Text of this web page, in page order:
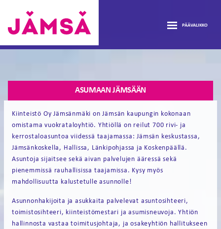
sisältöön
PÄÄVALIKKO
ASUNNOT
AJANKOHTAISTA
LOMAKKEET
YHTEYSTIEDOT
FI
ASUMAAN JÄMSÄÄN
Kiinteistö Oy Jämsänmäki on Jämsän kaupungin kokonaan
omistama vuokrataloyhtiö. Yhtiöllä on reilut 700 rivi- ja
kerrostaloasuntoa viidessä taajamassa: Jämsän keskustassa,
Jämsänkoskella, Hallissa, Länkipohjassa ja Koskenpäällä.
Asuntoja sijaitsee sekä aivan palvelujen ääressä sekä
pienemmissä rauhallisissa taajamissa. Kysy myös
mahdollisuutta kalustetulle asunnolle!
Asunnonhakijoita ja asukkaita palvelevat asuntosihteeri,
toimistosihteeri, kiinteistömestari ja asumisneuvoja. Yhtiön
hallinnosta vastaa toimitusjohtaja, ja osakeyhtiön hallitukseen